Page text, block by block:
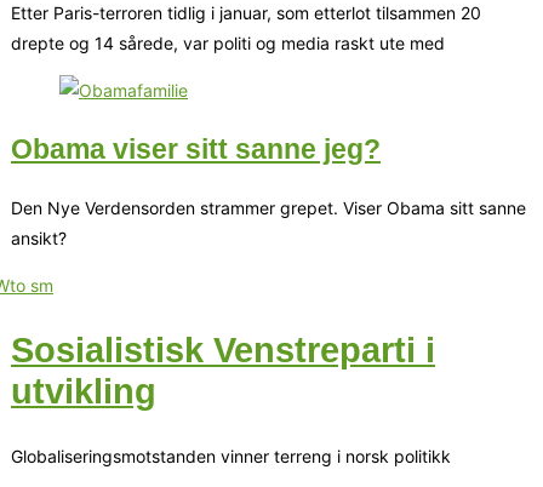
Etter Paris-terroren tidlig i januar, som etterlot tilsammen 20
drepte og 14 sårede, var politi og media raskt ute med
Obama viser sitt sanne jeg?
Den Nye Verdensorden strammer grepet. Viser Obama sitt sanne
ansikt?
Sosialistisk Venstreparti i
utvikling
Globaliseringsmotstanden vinner terreng i norsk politikk